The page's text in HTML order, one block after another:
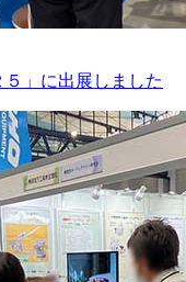
５」に出展しました